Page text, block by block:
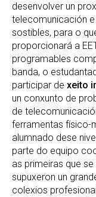
desenvolver un
telecomunicación e
sostibles, para o
proporcionará a
programables
banda, o
participar de xeito
un conxunto de
de
ferramentas físico-
alumnado dese
parte do equipo
as primeiras que
supuxeron un
colexios